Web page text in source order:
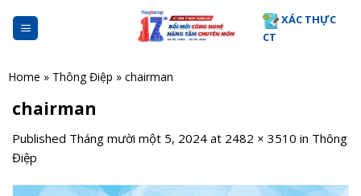
XÁC THỰC
CT
Home » Thông Điệp » chairman
chairman
Published Tháng mười một 5, 2024 at 2482 × 3510 in Thông
Điệp